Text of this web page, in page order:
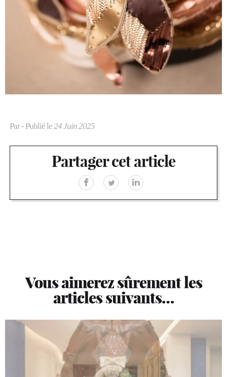
Par- Publié le24 Juin 2025
Partager cet article
Vous aimerez sûrement les
articles suivants…